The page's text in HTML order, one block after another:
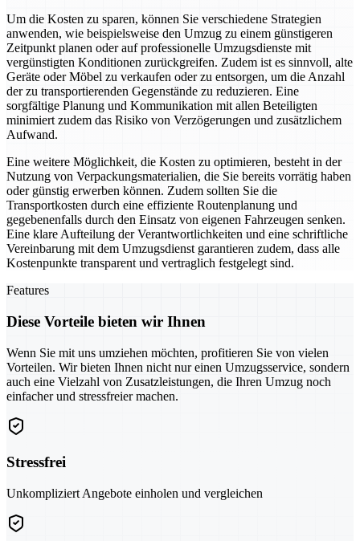
Um die Kosten zu sparen, können Sie verschiedene Strategien
anwenden, wie beispielsweise den Umzug zu einem günstigeren
Zeitpunkt planen oder auf professionelle Umzugsdienste mit
vergünstigten Konditionen zurückgreifen. Zudem ist es sinnvoll, alte
Geräte oder Möbel zu verkaufen oder zu entsorgen, um die Anzahl
der zu transportierenden Gegenstände zu reduzieren. Eine
sorgfältige Planung und Kommunikation mit allen Beteiligten
minimiert zudem das Risiko von Verzögerungen und zusätzlichem
Aufwand.
Eine weitere Möglichkeit, die Kosten zu optimieren, besteht in der
Nutzung von Verpackungsmaterialien, die Sie bereits vorrätig haben
oder günstig erwerben können. Zudem sollten Sie die
Transportkosten durch eine effiziente Routenplanung und
gegebenenfalls durch den Einsatz von eigenen Fahrzeugen senken.
Eine klare Aufteilung der Verantwortlichkeiten und eine schriftliche
Vereinbarung mit dem Umzugsdienst garantieren zudem, dass alle
Kostenpunkte transparent und vertraglich festgelegt sind.
Features
Diese Vorteile bieten wir Ihnen
Wenn Sie mit uns umziehen möchten, profitieren Sie von vielen
Vorteilen. Wir bieten Ihnen nicht nur einen Umzugsservice, sondern
auch eine Vielzahl von Zusatzleistungen, die Ihren Umzug noch
einfacher und stressfreier machen.
Stressfrei
Unkompliziert Angebote einholen und vergleichen